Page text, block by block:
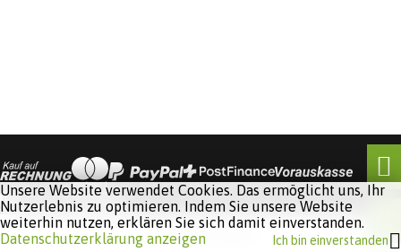
Software:
Unsere Website verwendet Cookies. Das ermöglicht uns, Ihr
Nutzerlebnis zu optimieren. Indem Sie unsere Website
weiterhin nutzen, erklären Sie sich damit einverstanden.
Datenschutzerklärung anzeigen
Ich bin einverstanden